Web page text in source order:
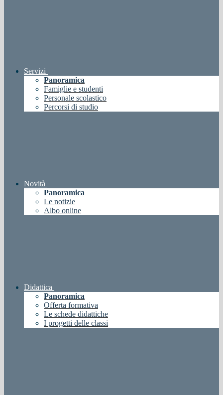
Servizi
Panoramica
Famiglie e studenti
Personale scolastico
Percorsi di studio
Novità
Panoramica
Le notizie
Albo online
Didattica
Panoramica
Offerta formativa
Le schede didattiche
I progetti delle classi